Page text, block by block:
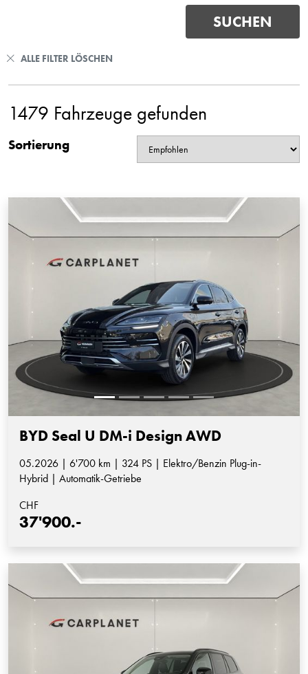
ALLE FILTER LÖSCHEN
1479 Fahrzeuge gefunden
Sortierung
BYD Seal U DM-i Design AWD
05.2026 | 6'700 km | 324 PS | Elektro/Benzin Plug-in-
Hybrid | Automatik-Getriebe
CHF
37'900.-